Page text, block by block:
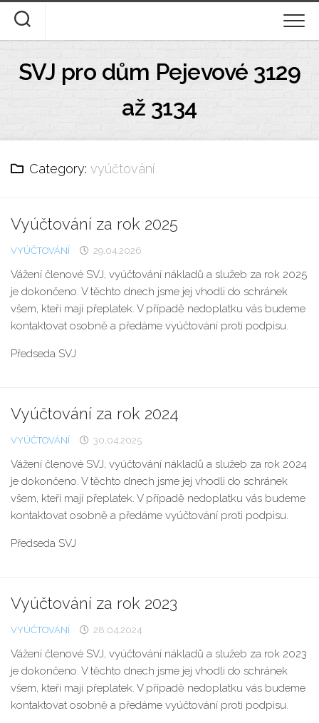
content
DESATERO
O NÁS
SVJ pro dům Pejevové 3129
až 3134
Category: vyúčtování
Vyúčtování za rok 2025
VYÚČTOVÁNÍ 29.04.2026
Vážení členové SVJ, vyúčtování nákladů a služeb za rok 2025
je dokončeno. V těchto dnech jsme jej vhodli do schránek
všem, kteří mají přeplatek. V případě nedoplatku vás budeme
kontaktovat osobně a předáme vyúčtování proti podpisu.
Předseda SVJ
Vyúčtování za rok 2024
VYÚČTOVÁNÍ 30.04.2025
Vážení členové SVJ, vyúčtování nákladů a služeb za rok 2024
je dokončeno. V těchto dnech jsme jej vhodli do schránek
všem, kteří mají přeplatek. V případě nedoplatku vás budeme
kontaktovat osobně a předáme vyúčtování proti podpisu.
Předseda SVJ
Vyúčtování za rok 2023
VYÚČTOVÁNÍ 28.04.2024
Vážení členové SVJ, vyúčtování nákladů a služeb za rok 2023
je dokončeno. V těchto dnech jsme jej vhodli do schránek
všem, kteří mají přeplatek. V případě nedoplatku vás budeme
kontaktovat osobně a předáme vyúčtování proti podpisu.